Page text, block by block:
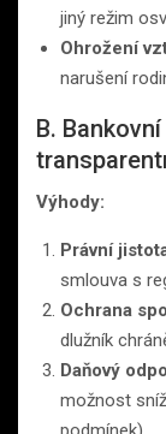
jiný režim
Ohrožení
narušení
B.
Výhody:
Právní
smlouva s
Ochrana
dlužník
Daňový
možnost